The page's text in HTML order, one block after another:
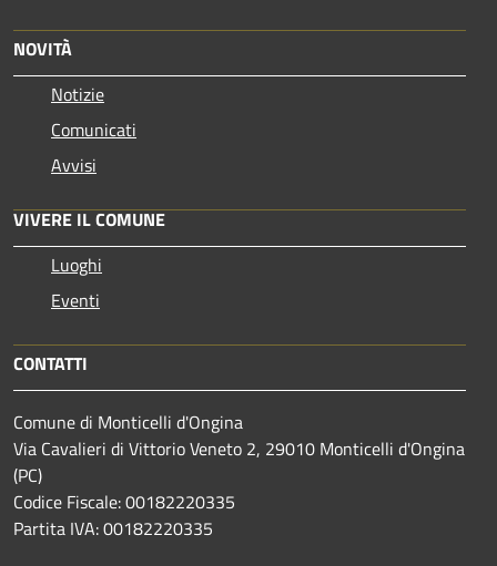
NOVITÀ
Notizie
Comunicati
Avvisi
VIVERE IL COMUNE
Luoghi
Eventi
CONTATTI
Comune di Monticelli d'Ongina
Via Cavalieri di Vittorio Veneto 2, 29010 Monticelli d'Ongina
(PC)
Codice Fiscale: 00182220335
Partita IVA: 00182220335